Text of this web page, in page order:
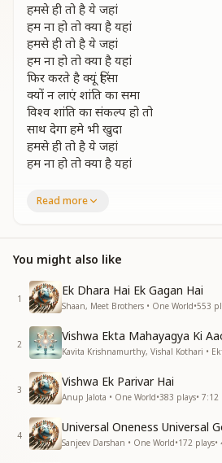
हमसे ही तो है ये जहां
हम ना हो तो क्या है यहां
हमसे ही तो है ये जहां
हम ना हो तो क्या है यहां
फिर करते है क्यूं हिंसा
क्यों न लाएं शांति का समा
विश्व शांति का संकल्प हो तो
साथ देगा हमे भी खुदा
हमसे ही तो है ये जहां
हम ना हो तो क्या है यहां
If we are not here, what remains
If we are not here, what remains
Then why do we commit violence?
Why not bring a time of peace?
If the pledge for world peace is
Even God Himself will support us.
This world exists because of us,
If we are not here, what remains
मन में गैर दुर्भावना हो
ये भी तो हिंसाही है
सबके लिए शुभभावना ही
लेकर हमको चलना है।
अहिंसा के पथ से यहां
शुरू होगा युग एक नया।
Read more
You might also like
1
Ek Dhara Hai Ek Gagan Hai
Shaan, Meet Brothers • One World•553
2
Vishwa Ekta Mahayagya Ki
Kavita Krishnamurthy, Vishal Kothari •
3
Vishwa Ek Parivar Hai
Anup Jalota • One World•383 plays• 7:12
4
Universal Oneness Universal
Sanjeev Darshan • One World•172 plays•